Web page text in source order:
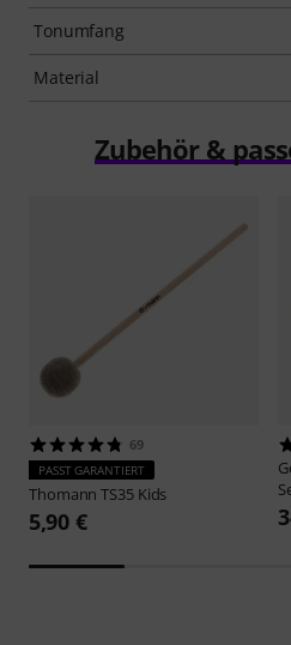
Tonumfang
Material
Zubehör &
69
PASST GARANTIERT
ThomannTS35 Kids
5,90 €